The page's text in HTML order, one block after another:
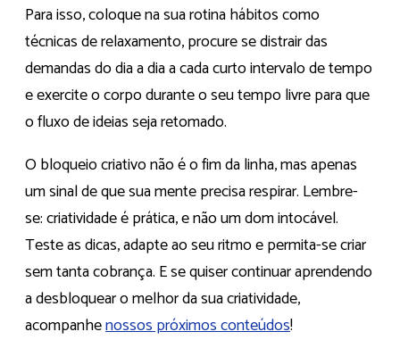
Para isso, coloque na sua rotina hábitos como
técnicas de relaxamento, procure se distrair das
demandas do dia a dia a cada curto intervalo de tempo
e exercite o corpo durante o seu tempo livre para que
o fluxo de ideias seja retomado.
O bloqueio criativo não é o fim da linha, mas apenas
um sinal de que sua mente precisa respirar. Lembre-
se: criatividade é prática, e não um dom intocável.
Teste as dicas, adapte ao seu ritmo e permita-se criar
sem tanta cobrança. E se quiser continuar aprendendo
a desbloquear o melhor da sua criatividade,
acompanhenossos próximos conteúdos!